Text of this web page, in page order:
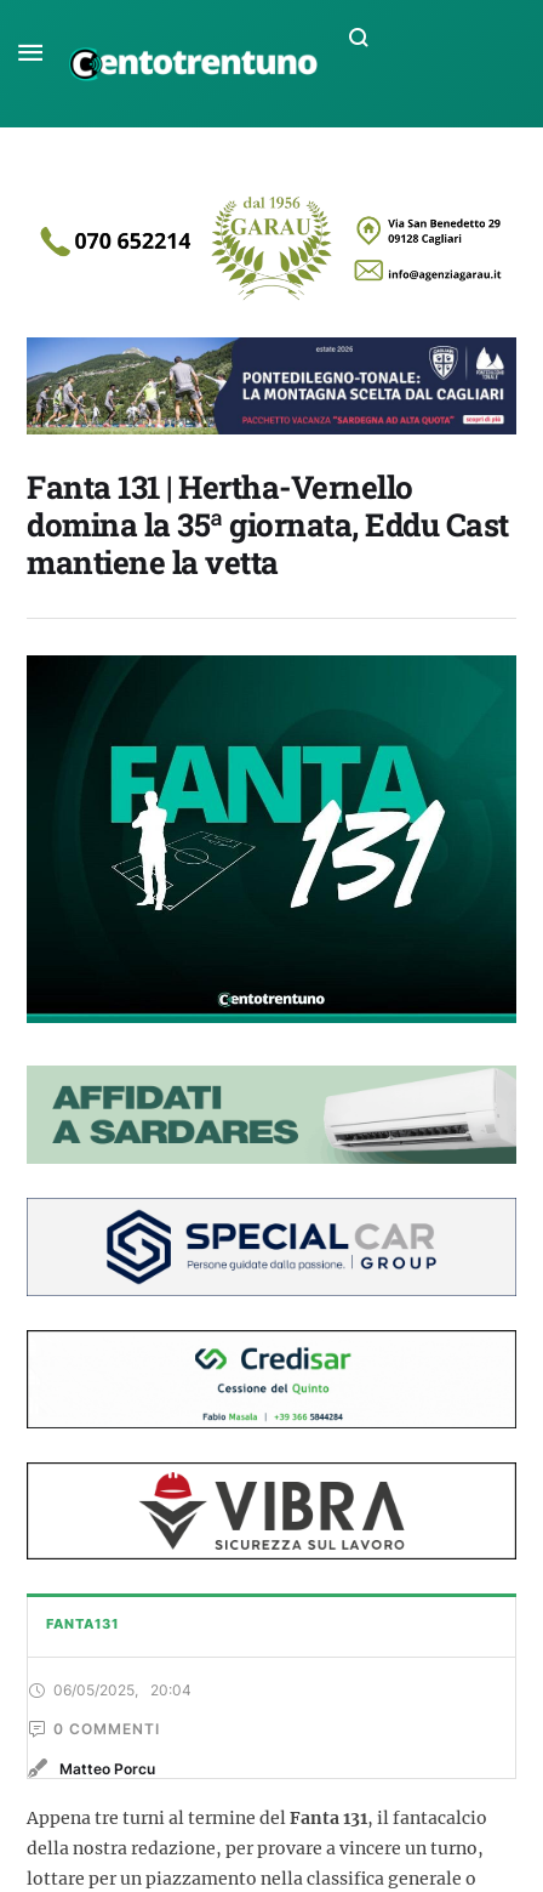
Fanta 131 | Hertha-Vernello
domina la 35ª giornata, Eddu Cast
mantiene la vetta
FANTA131
06/05/2025, 20:04
0 COMMENTI
Matteo Porcu
Appena tre turni al termine delFanta 131, il fantacalcio
della nostra redazione, per provare a vincere un turno,
lottare per un piazzamento nella classifica generale o